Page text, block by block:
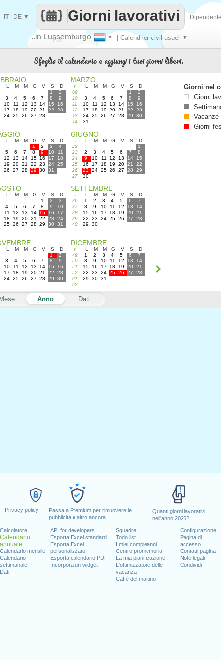
Privacy policy
Passa a Premium per rimuovere le
pubblicità e altro ancora
Quanti giorni lavorativi
nell'anno 2026?
Calcolatore
Calendario
annuale
Calendario mensile
Calendario
settimanale
Dati
API for developers
Esporta Excel standard
Esporta Excel
personalizzato
Esporta calendario PDF
Incorpora un widget
Squadre
Todo list
I miei compleanni
Centro promemoria
La mia pianificazione
L'ottimizzatore delle
vacanza
Caffè del mattino
Configurazione
Pagina di
accesso
Contatti pagina
Note legali
Condividi
Fai
..in Lussemburgo ▼ | Calendrier civil usuel ▼
Giorni lavorativi
IT| DE ▼
Sfoglia il calendario e aggiungi i tuoi giorni liberi.
L M M G V S
D
1
2
3
4 5 6 7 8
9
10
11 12 13 14 15
16
17
18 19 20 21 22
23
24 25 26 27 28
MARZO
s L M M G V S
D
09
1
2
10
3 4 5 6 7 8
9
11
10 11 12 13 14 15
16
12
17 18 19 20 21 22
23
13
24 25 26 27 28 29
30
14
31
L M M G V S
D
1
2 3
4
5
6 7 8 9 10
11
12
13 14 15 16 17
18
19
20 21 22 23 24
25
26
27 28 29 30 31
GIUGNO
s L M M G V S
D
22
1
23
2 3 4 5 6 7
8
24
9 10 11 12 13 14
15
25
16 17 18 19 20 21
22
26
23 24 25 26 27 28
29
27
30
L M M G V S
D
1
2
3
4
5 6 7 8 9
10
11
12 13 14 15 16
17
18
19 20 21 22 23
24
25 26 27 28 29 30 31
SETTEMBRE
s L M M G V S
D
36
1 2 3 4 5 6
7
37
8 9 10 11 12 13
14
38
15 16 17 18 19 20
21
39
22 23 24 25 26 27
28
40
29 30
L M M G V S
D
1
2
3
4 5 6 7 8
9
10
11 12 13 14 15
16
17
18 19 20 21 22
23
24 25 26 27 28 29 30
DICEMBRE
s L M M G V S
D
49
1 2 3 4 5 6
7
50
8 9 10 11 12 13
14
51
15 16 17 18 19 20
21
52
22 23 24 25 26 27
28
01
29 30 31
02
Anno Dati
Giorni nel
Giorni
Vacanze
Giorni